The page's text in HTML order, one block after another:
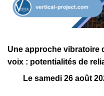
Une approche vibratoire
voix : potentialités de
Le samedi 26 août